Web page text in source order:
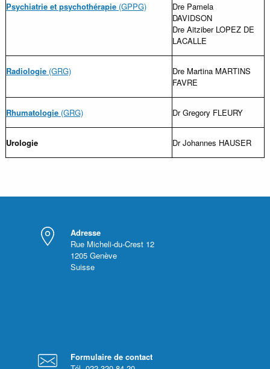
Psychiatrie et psychothérapie(GPPG)
Dre Pamela
DAVIDSON
Dre Aitziber LOPEZ DE
LACALLE
Radiologie(GRG)
Dre Martina MARTINS
FAVRE
Rhumatologie (GRG) Dr Gregory FLEURY
Urologie Dr Johannes HAUSER
Adresse
Rue Micheli-du-Crest 12
1205 Genève
Suisse
Formulaire de contact